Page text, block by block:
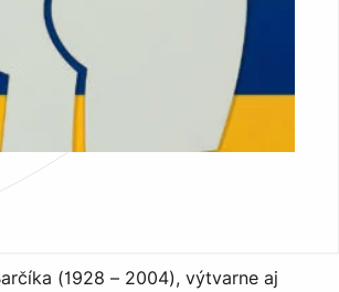
(1928 – 2004), výtvarne aj